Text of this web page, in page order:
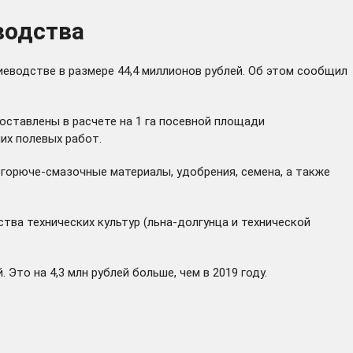
в размере 44,4 миллионов рублей. Об этом сообщил
в расчете на 1 га посевной площади
полевых работ.
смазочные материалы, удобрения, семена, а также
технических культур (льна-долгунца и технической
на 4,3 млн рублей больше, чем в 2019 году.